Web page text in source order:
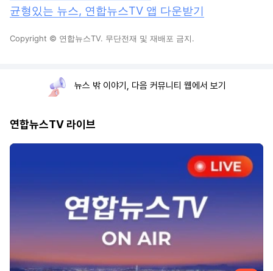
균형있는 뉴스, 연합뉴스TV 앱 다운받기
Copyright © 연합뉴스TV. 무단전재 및 재배포 금지.
뉴스 밖 이야기, 다음 커뮤니티 웹에서 보기
연합뉴스TV 라이브